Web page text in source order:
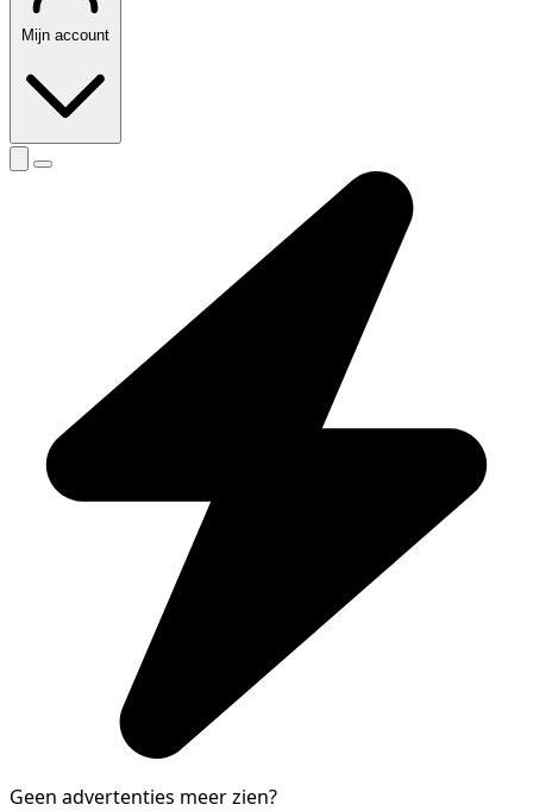
Mijn account
Geen advertenties meer zien?